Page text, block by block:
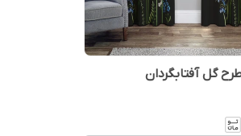
گل آفتابگردان